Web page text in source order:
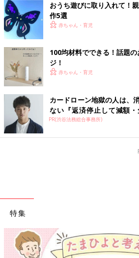
おうち遊びに取り入れて！
作5選
赤ちゃん・育児
100均材料でできる！話題
ジ！
赤ちゃん・育児
カードローン地獄の人は、
ない『返済停止して減額
で...
PR(渋谷法務総合事務所)
特集